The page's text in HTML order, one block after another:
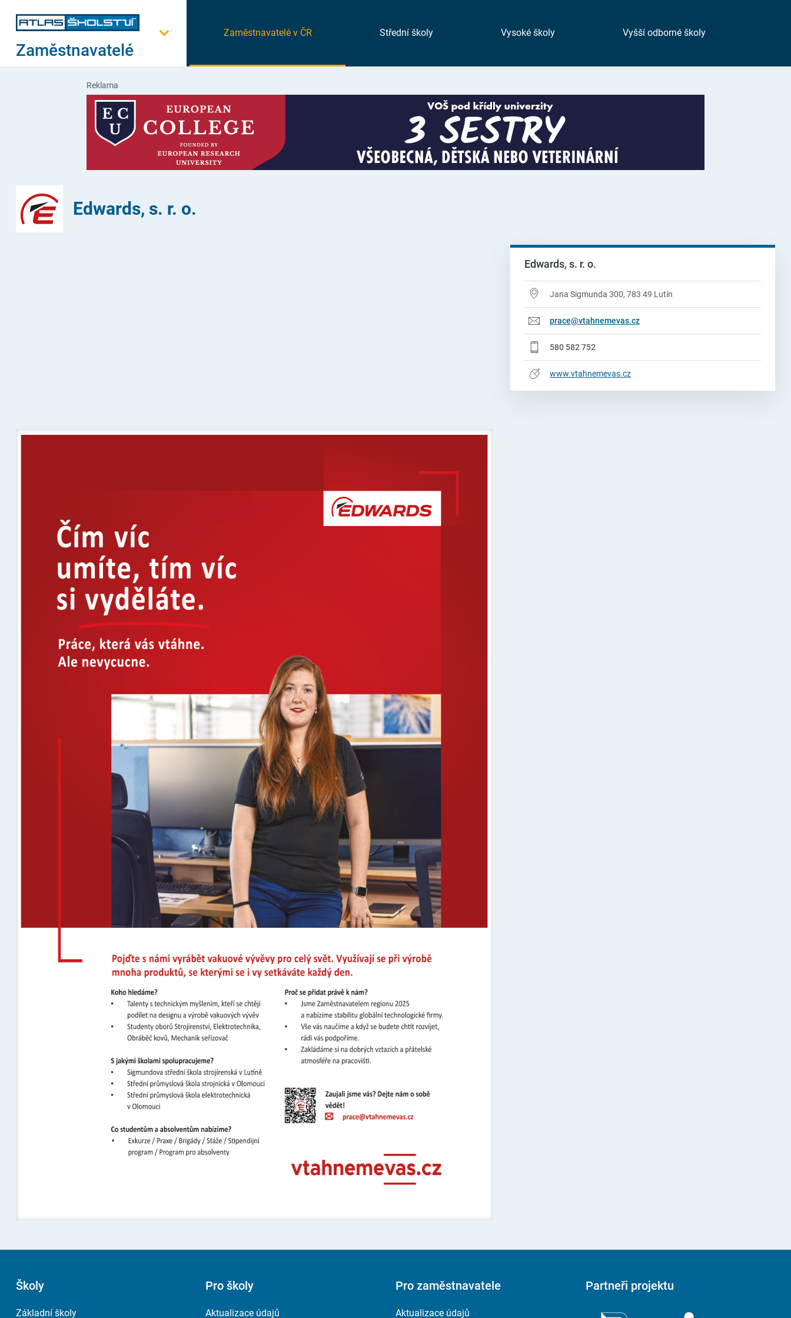
Zaměstnavatelé
Zaměstnavatelé v ČR Střední školy Vysoké školy Vyšší odborné školy
Reklama
Edwards, s. r. o.
Edwards, s. r. o.
Jana Sigmunda 300, 783 49 Lutín
prace@vtahnemevas.cz
580 582 752
www.vtahnemevas.cz
Školy
Základní školy
Pro školy
Aktualizace údajů
Pro zaměstnavatele
Aktualizace údajů
Partneři projektu